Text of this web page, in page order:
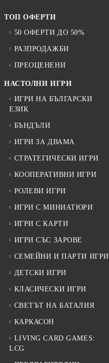
ТОП ОФЕРТИ
50 ОФЕРТИ ДО 50%
РАЗПРОДАЖБИ
ПРЕОЦЕНЕНИ
НАСТОЛНИ ИГРИ
ИГРИ НА БЪЛГАРСКИ
ЕЗИК
БЪНДЪЛИ
ИГРИ ЗА ДВАМА
СТРАТЕГИЧЕСКИ ИГРИ
КООПЕРАТИВНИ ИГРИ
РОЛЕВИ ИГРИ
ИГРИ С МИНИАТЮРИ
ИГРИ С КАРТИ
ИГРИ СЪС ЗАРОВЕ
СЕМЕЙНИ И ПАРТИ ИГРИ
ДЕТСКИ ИГРИ
КЛАСИЧЕСКИ ИГРИ
СВЕТЪТ НА БАТАЛИЯ
КАРКАСОН
LIVING CARD GAMES:
LCG